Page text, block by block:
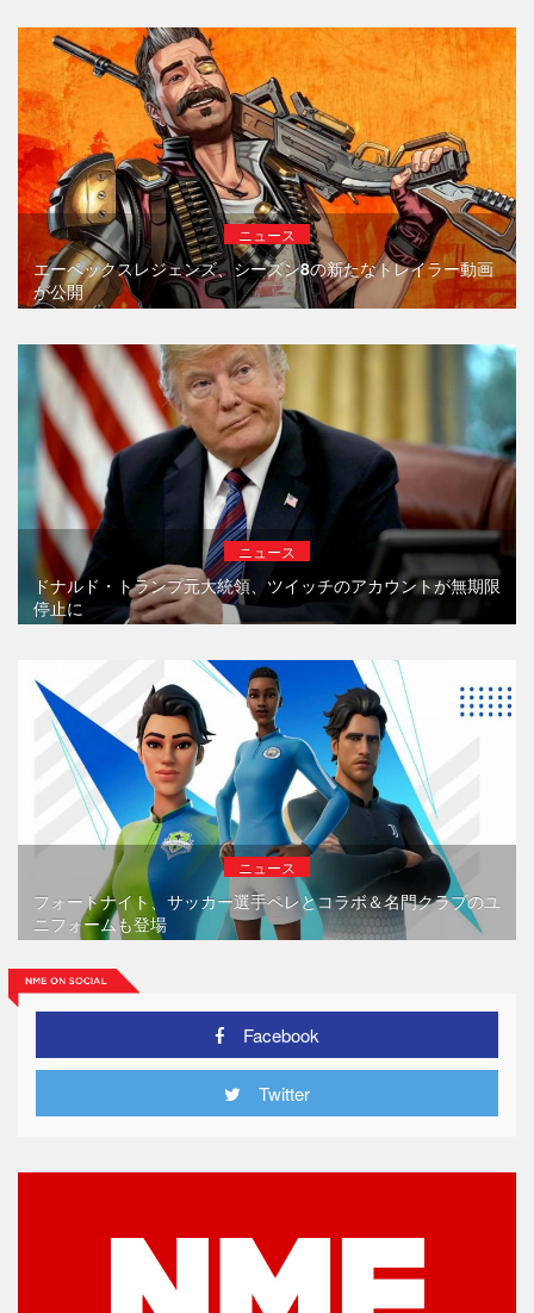
ニュース
エーペックスレジェンズ、シーズン8の新たなトレイラー動画
が公開
ニュース
ドナルド・トランプ元大統領、ツイッチのアカウントが無期限
停止に
ニュース
フォートナイト、サッカー選手ペレとコラボ＆名門クラブのユ
ニフォームも登場
Facebook
Twitter